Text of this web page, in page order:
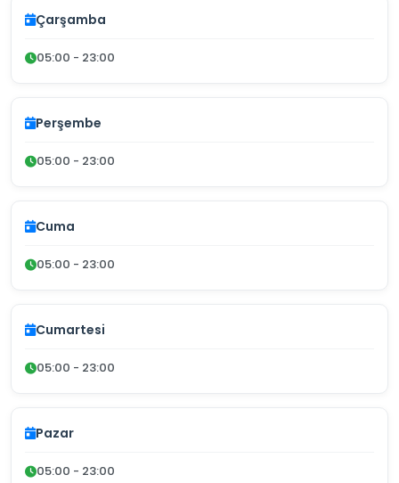
Çarşamba
05:00 - 23:00
Perşembe
05:00 - 23:00
Cuma
05:00 - 23:00
Cumartesi
05:00 - 23:00
Pazar
05:00 - 23:00